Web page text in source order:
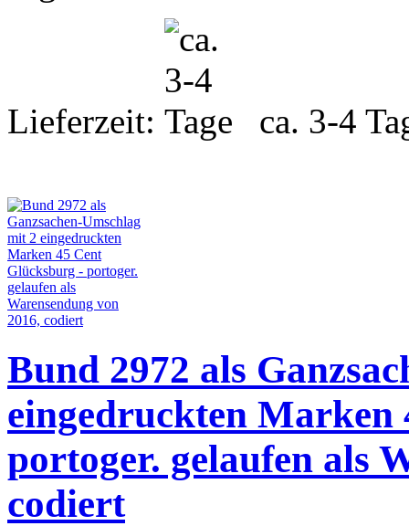
Lieferzeit: ca. 3-4
Bund 2972 als
eingedruckten Marken
portoger. gelaufen als
codiert